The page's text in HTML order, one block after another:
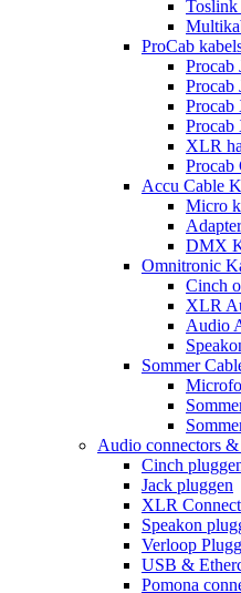
Toslink
ProCab
Procab
Procab
Procab
Procab
XLR
Procab
Accu Cable
Micro
DMX
Omnitronic
Cinch
XLR
Audio
Sommer
Audio connectors
Cinch
Jack pluggen
XLR
Speakon
Verloop
USB &
Pomona